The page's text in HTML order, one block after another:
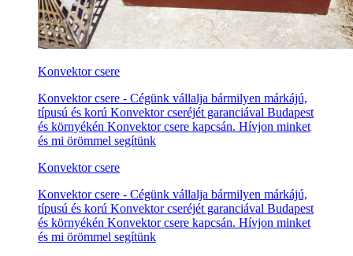
Konvektor csere
Konvektor csere - Cégünk vállalja bármilyen márkájú,
típusú és korú Konvektor cseréjét garanciával Budapest
és környékén Konvektor csere kapcsán. Hívjon minket
és mi örömmel segítünk
Konvektor csere
Konvektor csere - Cégünk vállalja bármilyen márkájú,
típusú és korú Konvektor cseréjét garanciával Budapest
és környékén Konvektor csere kapcsán. Hívjon minket
és mi örömmel segítünk